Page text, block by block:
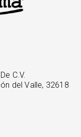
C.V.
del Valle, 32618